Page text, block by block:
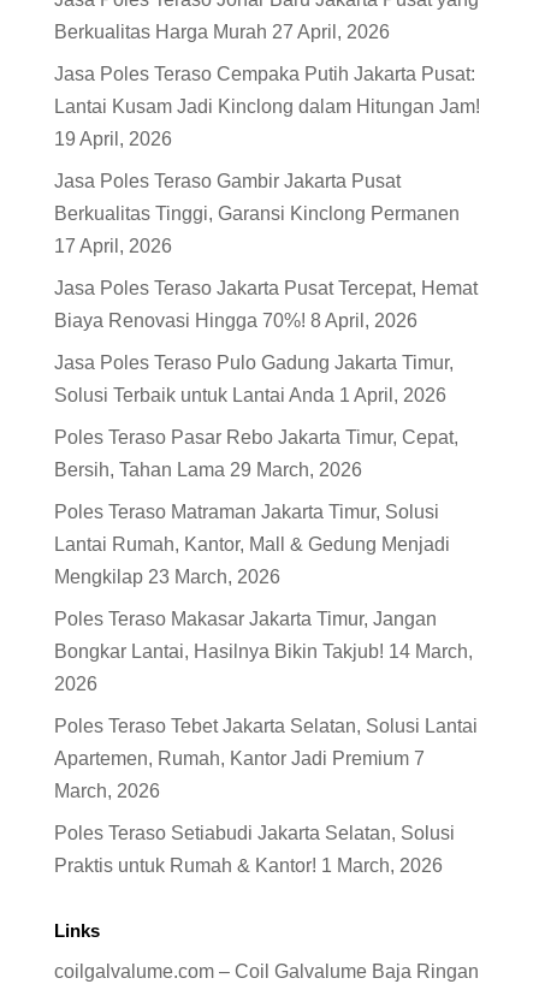
Berkualitas Harga Murah 27 April, 2026
Jasa Poles Teraso Cempaka Putih Jakarta Pusat:
Lantai Kusam Jadi Kinclong dalam Hitungan Jam!
19 April, 2026
Jasa Poles Teraso Gambir Jakarta Pusat
Berkualitas Tinggi, Garansi Kinclong Permanen
17 April, 2026
Jasa Poles Teraso Jakarta Pusat Tercepat, Hemat
Biaya Renovasi Hingga 70%! 8 April, 2026
Jasa Poles Teraso Pulo Gadung Jakarta Timur,
Solusi Terbaik untuk Lantai Anda 1 April, 2026
Poles Teraso Pasar Rebo Jakarta Timur, Cepat,
Bersih, Tahan Lama 29 March, 2026
Poles Teraso Matraman Jakarta Timur, Solusi
Lantai Rumah, Kantor, Mall & Gedung Menjadi
Mengkilap 23 March, 2026
Poles Teraso Makasar Jakarta Timur, Jangan
Bongkar Lantai, Hasilnya Bikin Takjub! 14 March,
2026
Poles Teraso Tebet Jakarta Selatan, Solusi Lantai
Apartemen, Rumah, Kantor Jadi Premium 7
March, 2026
Poles Teraso Setiabudi Jakarta Selatan, Solusi
Praktis untuk Rumah & Kantor! 1 March, 2026
Links
coilgalvalume.com – Coil Galvalume Baja Ringan